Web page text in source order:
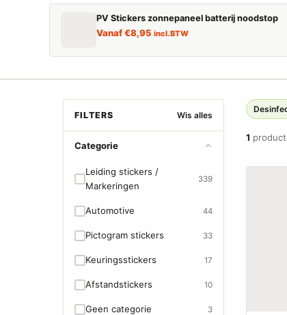
PV Stickers zonnepaneel batterij noodstop
Vanaf€8,95 incl. BTW
FILTERS Wis alles
Categorie
Leiding stickers /
Markeringen
339
Automotive 44
Pictogram stickers 33
Keuringsstickers 17
Afstandstickers 10
Geen categorie 3
1